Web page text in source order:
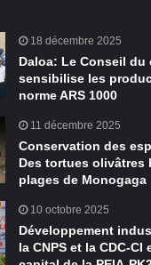
18 décembre 2025
Daloa: Le Conseil du
sensibilise les
norme ARS 1000
11 décembre 2025
Conservation des
Des tortues olivâtres
plages de Monogaga
10 octobre 2025
Développement
la CNPS et la CDC-